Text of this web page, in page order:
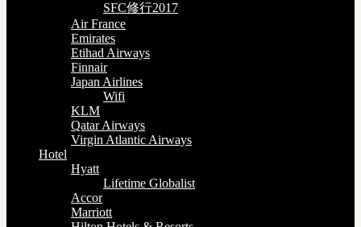
SFC修行2017
Air France
Emirates
Etihad Airways
Finnair
Japan Airlines
Wifi
KLM
Qatar Airways
Virgin Atlantic Airways
Hotel
Hyatt
Lifetime Globalist
Accor
Marriott